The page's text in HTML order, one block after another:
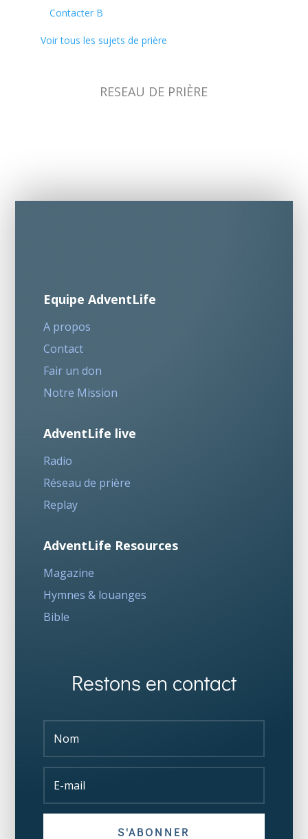
Contacter B
Voir tous les sujets de prière
RESEAU DE PRIÈRE
Equipe AdventLife
A propos
Contact
Fair un don
Notre Mission
AdventLife live
Radio
Réseau de prière
Replay
AdventLife Resources
Magazine
Hymnes & louanges
Bible
Restons en contact
S'ABONNER